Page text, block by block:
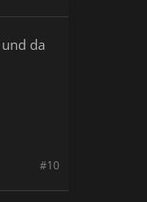
da
#10